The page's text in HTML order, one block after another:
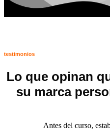
testimonios
Lo que opinan
su marca
Antes del curso,